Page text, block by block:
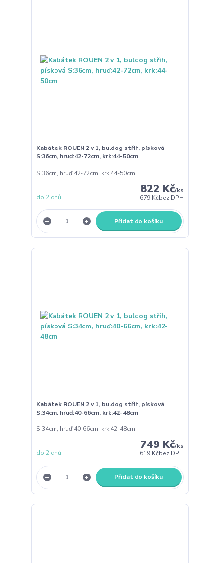
Kabátek ROUEN 2 v 1, buldog střih, písková
S:36cm, hruď:42-72cm, krk:44-50cm
S:36cm, hruď:42-72cm, krk:44-50cm
822 Kč/ks
679 Kčbez DPH
do 2 dnů
Přidat do košíku
Kabátek ROUEN 2 v 1, buldog střih, písková
S:34cm, hruď:40-66cm, krk:42-48cm
S:34cm, hruď:40-66cm, krk:42-48cm
749 Kč/ks
619 Kčbez DPH
do 2 dnů
Přidat do košíku